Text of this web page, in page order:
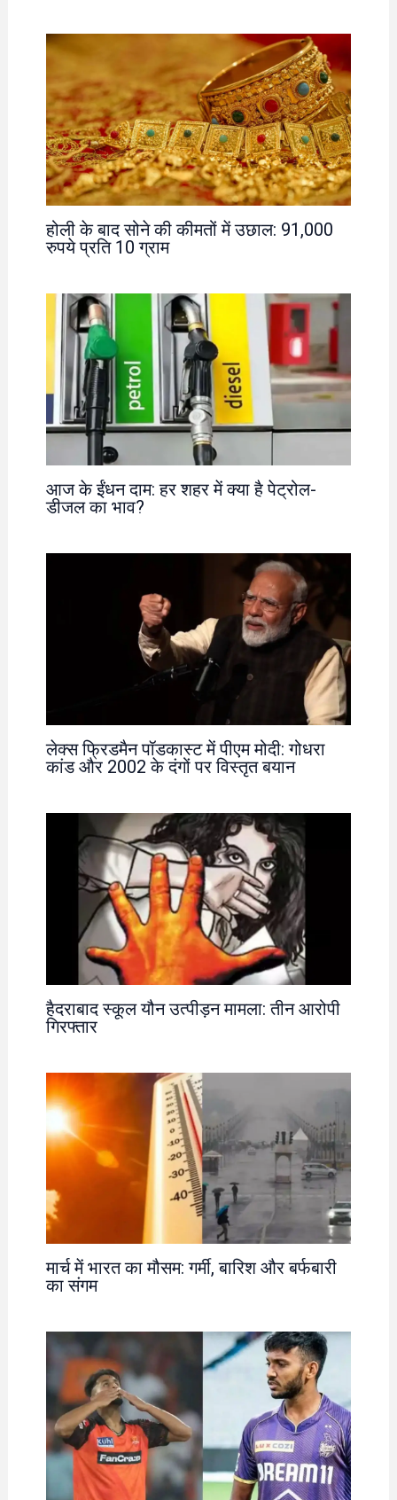
होली के बाद सोने की कीमतों में उछाल: 91,000
रुपये प्रति 10 ग्राम
आज के ईंधन दाम: हर शहर में क्या है पेट्रोल-
डीजल का भाव?
लेक्स फ्रिडमैन पॉडकास्ट में पीएम मोदी: गोधरा
कांड और 2002 के दंगों पर विस्तृत बयान
हैदराबाद स्कूल यौन उत्पीड़न मामला: तीन आरोपी
गिरफ्तार
मार्च में भारत का मौसम: गर्मी, बारिश और बर्फबारी
का संगम